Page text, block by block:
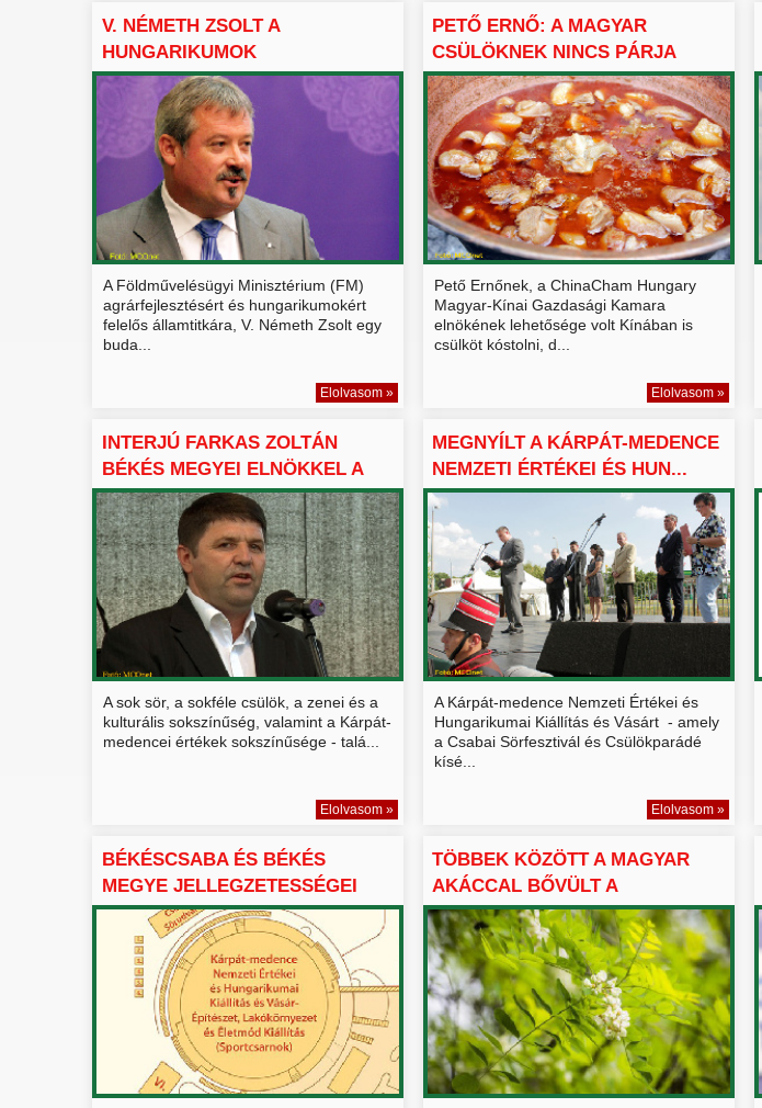
V. NÉMETH ZSOLT A
HUNGARIKUMOK
FELÉRTÉKELŐDÉSÉRŐ...
A Földművelésügyi Minisztérium (FM)
agrárfejlesztésért és hungarikumokért
felelős államtitkára, V. Németh Zsolt egy
buda...
Elolvasom »
PETŐ ERNŐ: A MAGYAR
CSÜLÖKNEK NINCS PÁRJA
Pető Ernőnek, a ChinaCham Hungary
Magyar-Kínai Gazdasági Kamara
elnökének lehetősége volt Kínában is
csülköt kóstolni, d...
Elolvasom »
INTERJÚ FARKAS ZOLTÁN
BÉKÉS MEGYEI ELNÖKKEL A
CS...
A sok sör, a sokféle csülök, a zenei és a
kulturális sokszínűség, valamint a Kárpát-
medencei értékek sokszínűsége - talá...
Elolvasom »
MEGNYÍLT A KÁRPÁT-MEDENCE
NEMZETI ÉRTÉKEI ÉS HUN...
A Kárpát-medence Nemzeti Értékei és
Hungarikumai Kiállítás és Vásárt - amely
a Csabai Sörfesztivál és Csülökparádé
kísé...
Elolvasom »
BÉKÉSCSABA ÉS BÉKÉS
MEGYE JELLEGZETESSÉGEI
JELEN...
TÖBBEK KÖZÖTT A MAGYAR
AKÁCCAL BŐVÜLT A
HUNGARIK...